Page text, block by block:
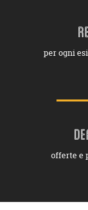
per ogni
offerte e